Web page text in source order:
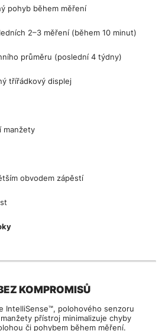
pohyb během měření
2–3 měření (během 10 minut)
průměru (poslední 4 týdny)
třířádkový displej
manžety
obvodem zápěstí
KOMPROMISŮ
IntelliSense™, polohového senzoru
přístroj minimalizuje chyby
či pohybem během měření.